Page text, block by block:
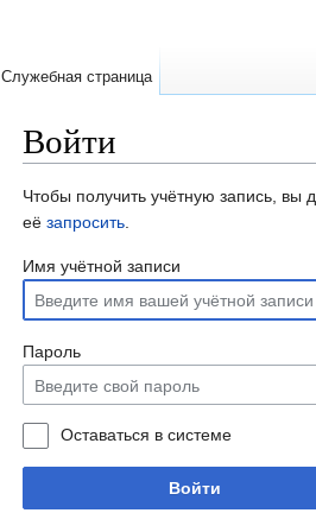
Войти
Чтобы получить учётную запись, вы
её запросить.
Имя учётной записи
Пароль
Оставаться в системе
Войти
Служебная страница